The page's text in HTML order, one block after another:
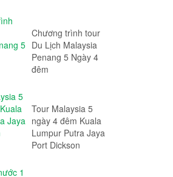
Chương trình tour
Du Lịch Malaysia
Penang 5 Ngày 4
đêm
Tour Malaysia 5
ngày 4 đêm Kuala
Lumpur Putra Jaya
Port Dickson